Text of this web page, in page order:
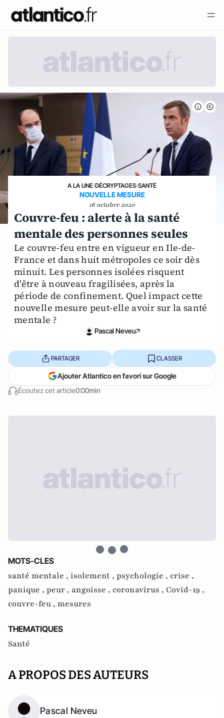
A LA UNE›DÉCRYPTAGES›SANTÉ
NOUVELLE MESURE
16 octobre 2020
Couvre-feu : alerte à la santé
mentale des personnes seules
Le couvre-feu entre en vigueur en Ile-de-
France et dans huit métropoles ce soir dès
minuit. Les personnes isolées risquent
d'être à nouveau fragilisées, après la
période de confinement. Quel impact cette
nouvelle mesure peut-elle avoir sur la santé
mentale ?
Pascal Neveu
Écoutez cet article0:00min
PARTAGER CLASSER
Ajouter Atlantico en favori sur Google
MOTS-CLES
santé mentale , isolement , psychologie , crise ,
panique , peur , angoisse , coronavirus , Covid-19 ,
couvre-feu , mesures
THEMATIQUES
Santé
A PROPOS DES AUTEURS
Pascal Neveu